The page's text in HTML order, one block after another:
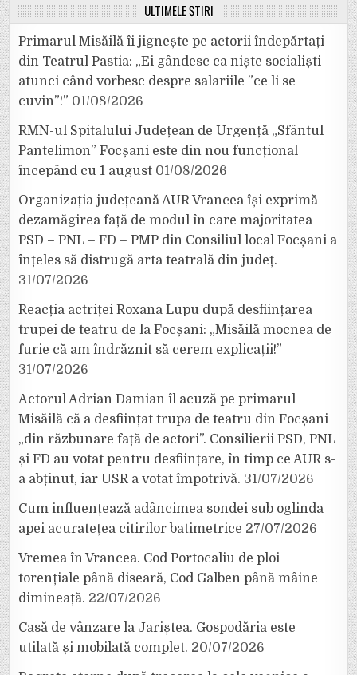
ULTIMELE ȘTIRI
Primarul Misăilă îi jignește pe actorii îndepărtați
din Teatrul Pastia: „Ei gândesc ca niște socialiști
atunci când vorbesc despre salariile ”ce li se
cuvin”!” 01/08/2026
RMN-ul Spitalului Județean de Urgență „Sfântul
Pantelimon” Focșani este din nou funcțional
începând cu 1 august 01/08/2026
Organizația județeană AUR Vrancea își exprimă
dezamăgirea față de modul în care majoritatea
PSD – PNL – FD – PMP din Consiliul local Focșani a
înțeles să distrugă arta teatrală din județ.
31/07/2026
Reacția actriței Roxana Lupu după desființarea
trupei de teatru de la Focșani: „Misăilă mocnea de
furie că am îndrăznit să cerem explicații!”
31/07/2026
Actorul Adrian Damian îl acuză pe primarul
Misăilă că a desființat trupa de teatru din Focșani
„din răzbunare față de actori”. Consilierii PSD, PNL
și FD au votat pentru desființare, în timp ce AUR s-
a abținut, iar USR a votat împotrivă. 31/07/2026
Cum influențează adâncimea sondei sub oglinda
apei acuratețea citirilor batimetrice 27/07/2026
Vremea în Vrancea. Cod Portocaliu de ploi
torențiale până diseară, Cod Galben până mâine
dimineață. 22/07/2026
Casă de vânzare la Jariștea. Gospodăria este
utilată și mobilată complet. 20/07/2026